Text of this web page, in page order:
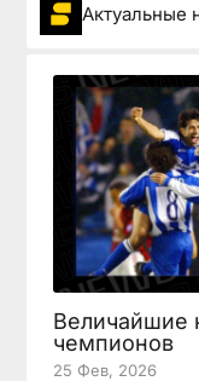
Актуальные
Величайшие
чемпионов
25 Фев, 2026